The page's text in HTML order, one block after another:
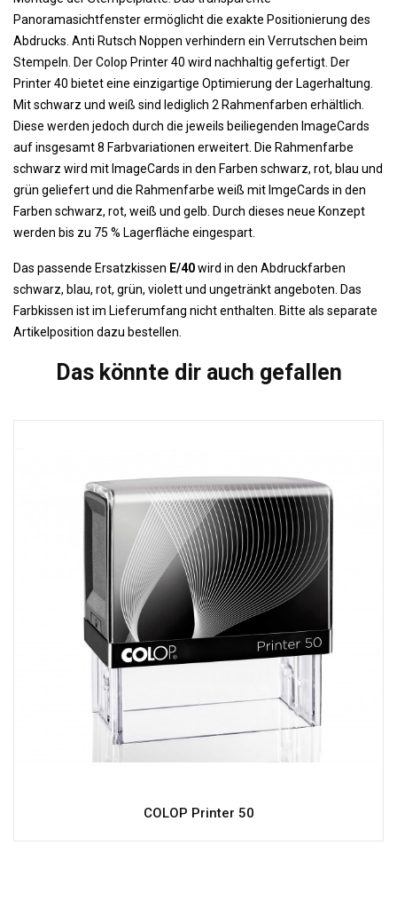
Panoramasichtfenster ermöglicht die exakte Positionierung des
Abdrucks. Anti Rutsch Noppen verhindern ein Verrutschen beim
Stempeln. Der Colop Printer 40 wird nachhaltig gefertigt. Der
Printer 40 bietet eine einzigartige Optimierung der Lagerhaltung.
Mit schwarz und weiß sind lediglich 2 Rahmenfarben erhältlich.
Diese werden jedoch durch die jeweils beiliegenden ImageCards
auf insgesamt 8 Farbvariationen erweitert. Die Rahmenfarbe
schwarz wird mit ImageCards in den Farben schwarz, rot, blau und
grün geliefert und die Rahmenfarbe weiß mit ImgeCards in den
Farben schwarz, rot, weiß und gelb. Durch dieses neue Konzept
werden bis zu 75 % Lagerfläche eingespart.
Das passende Ersatzkissen E/40wird in den Abdruckfarben
schwarz, blau, rot, grün, violett und ungetränkt angeboten. Das
Farbkissen ist im Lieferumfang nicht enthalten. Bitte als separate
Artikelposition dazu bestellen.
Das könnte dir auch gefallen
COLOP Printer 50